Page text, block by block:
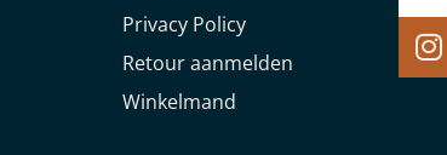
Privacy Policy
Retour aanmelden
Winkelmand